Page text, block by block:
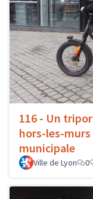
116 - Un
hors-les-
municipale
Ville de Lyon 0